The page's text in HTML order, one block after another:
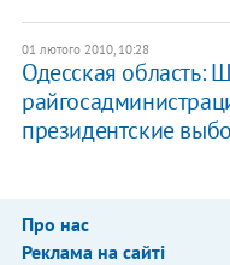
01 лютого 2010, 10:28
Одесская область:
президентские
Про нас
Реклама на сайті